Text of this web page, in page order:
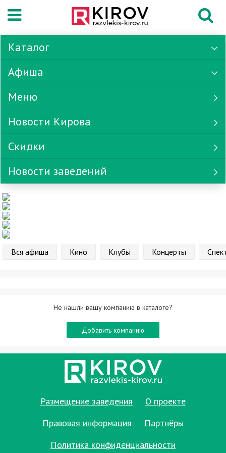
Каталог
Афиша
Меню
Новости Кирова
Скидки
Новости заведений
Вся афиша Кино Клубы Концерты
Не нашли вашу компанию в каталоге?
Добавить компанию
Размещение заведения
О проекте
Правовая информация
Партнёры
Политика конфиденциальности